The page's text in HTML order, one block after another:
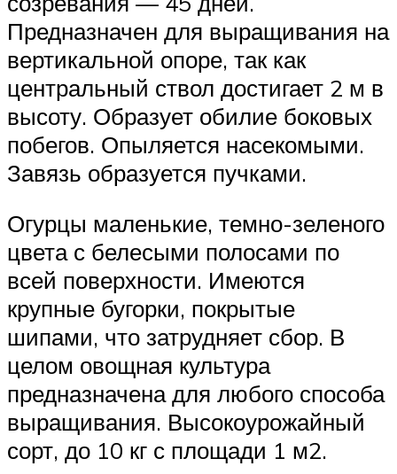
Предназначен для выращивания на
вертикальной опоре, так как
центральный ствол достигает 2 м в
высоту. Образует обилие боковых
побегов. Опыляется насекомыми.
Завязь образуется пучками.
Огурцы маленькие, темно-зеленого
цвета с белесыми полосами по
всей поверхности. Имеются
крупные бугорки, покрытые
шипами, что затрудняет сбор. В
целом овощная культура
предназначена для любого способа
выращивания. Высокоурожайный
сорт, до 10 кг с площади 1 м2.